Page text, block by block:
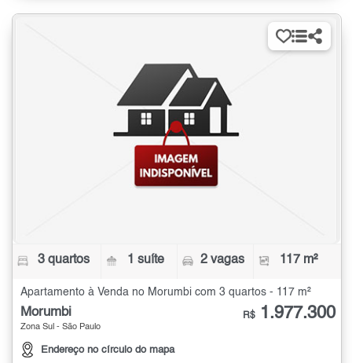
3 quartos 1 suíte 2 vagas 117 m²
Apartamento à Venda no Morumbi com 3 quartos - 117 m²
Morumbi
Zona Sul - São Paulo
Endereço no círculo do mapa
R$ 1.977.300